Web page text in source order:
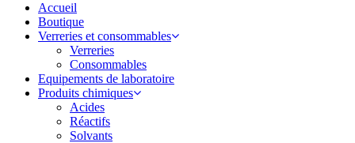
Accueil
Boutique
Verreries et consommables
Verreries
Consommables
Equipements de laboratoire
Produits chimiques
Acides
Réactifs
Solvants